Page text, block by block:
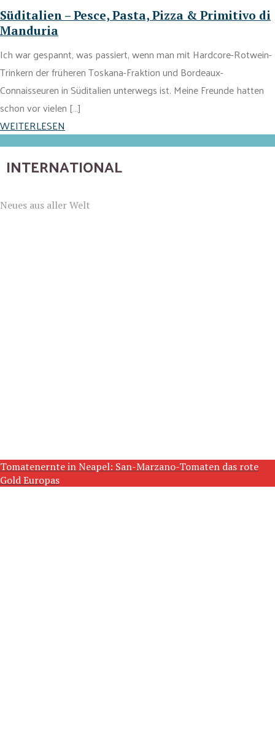
Süditalien – Pesce, Pasta, Pizza & Primitivo di
Manduria
Ich war gespannt, was passiert, wenn man mit Hardcore-Rotwein-
Trinkern der früheren Toskana-Fraktion und Bordeaux-
Connaisseuren in Süditalien unterwegs ist. Meine Freunde hatten
schon vor vielen […]
WEITERLESEN
INTERNATIONAL
Neues aus aller Welt
Tomatenernte in Neapel: San-Marzano-Tomaten das rote
Gold Europas